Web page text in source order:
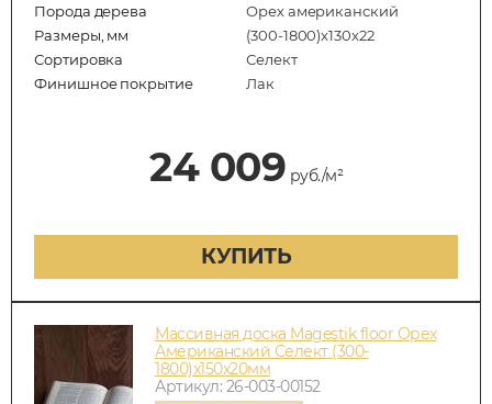
Порода дерева
Орех американский
Размеры, мм
(300-1800)x130x22
Сортировка
Селект
Финишное покрытие
Лак
24 009 руб./м²
КУПИТЬ
Массивная доска Magestik floor Орех
Американский Селект (300-
1800)x150x20мм
Артикул: 26-003-00152